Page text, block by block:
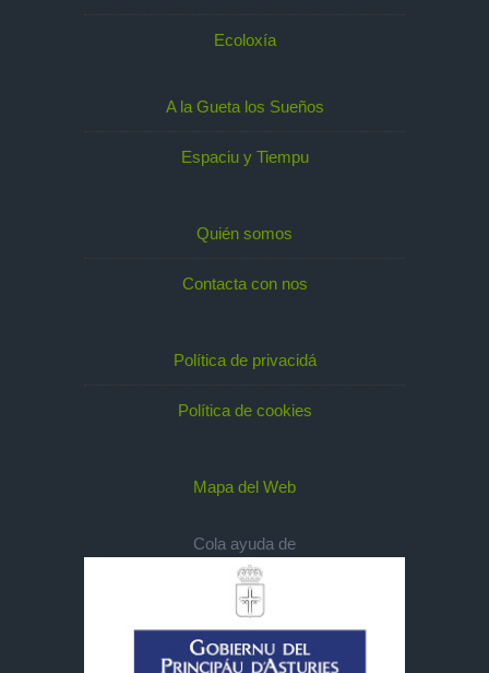
Ecoloxía
A la Gueta los Sueños
Espaciu y Tiempu
Quién somos
Contacta con nos
Política de privacidá
Política de cookies
Mapa del Web
Cola ayuda de